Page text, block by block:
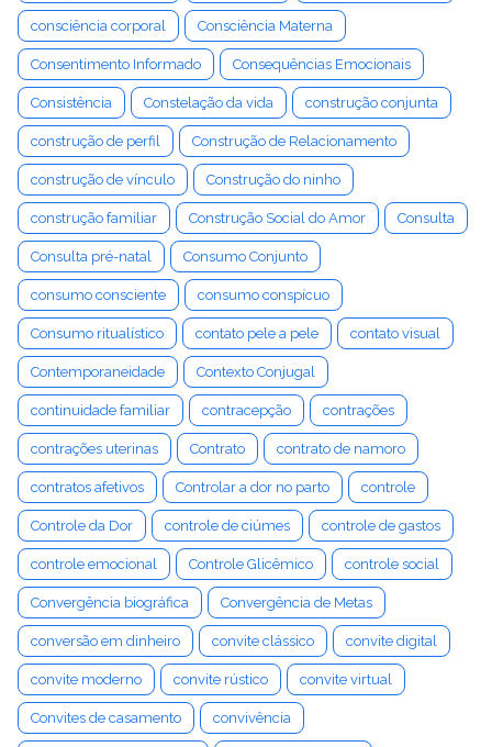
consciência corporal Consciência Materna
Consentimento Informado Consequências Emocionais
Consistência Constelação da vida construção conjunta
construção de perfil Construção de Relacionamento
construção de vínculo Construção do ninho
construção familiar Construção Social do Amor Consulta
Consulta pré-natal Consumo Conjunto
consumo consciente consumo conspícuo
Consumo ritualístico contato pele a pele contato visual
Contemporaneidade Contexto Conjugal
continuidade familiar contracepção contrações
contrações uterinas Contrato contrato de namoro
contratos afetivos Controlar a dor no parto controle
Controle da Dor controle de ciúmes controle de gastos
controle emocional Controle Glicêmico controle social
Convergência biográfica Convergência de Metas
conversão em dinheiro convite clássico convite digital
convite moderno convite rústico convite virtual
Convites de casamento convivência